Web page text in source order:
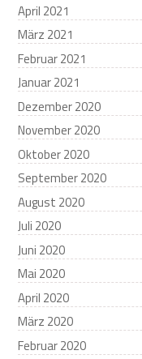
April 2021
März 2021
Februar 2021
Januar 2021
Dezember 2020
November 2020
Oktober 2020
September 2020
August 2020
Juli 2020
Juni 2020
Mai 2020
April 2020
März 2020
Februar 2020